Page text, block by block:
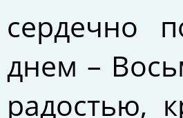
сердечно
днем –
радостью,